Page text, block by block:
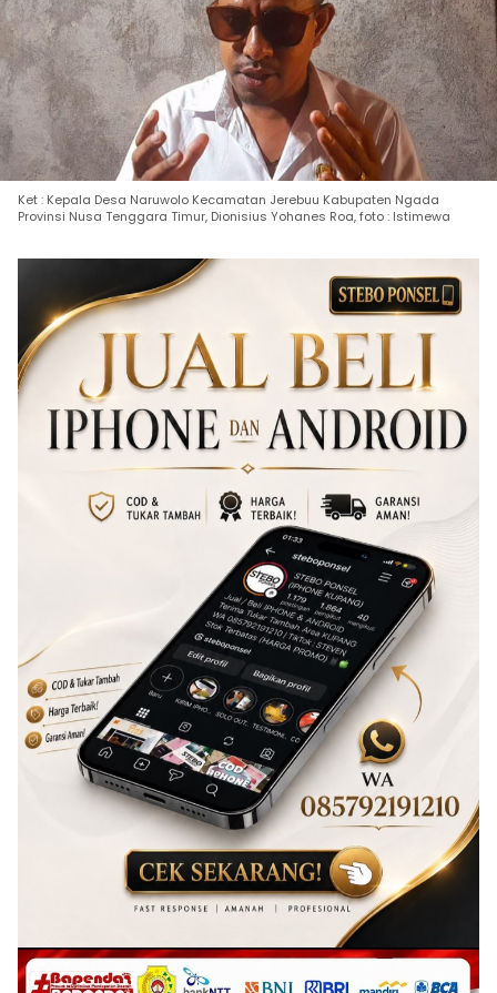
Ket : Kepala Desa Naruwolo Kecamatan Jerebuu Kabupaten Ngada
Provinsi Nusa Tenggara Timur, Dionisius Yohanes Roa, foto : Istimewa